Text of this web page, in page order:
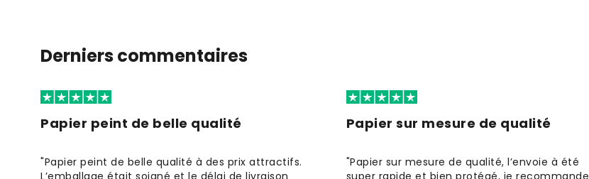
Derniers commentaires
Papier peint de belle qualité
"Papier peint de belle qualité à des prix attractifs.
L’emballage était soigné et le délai de livraison
Papier sur mesure de qualité
"Papier sur mesure de qualité, l’envoie à été
super rapide et bien protégé, je recommande